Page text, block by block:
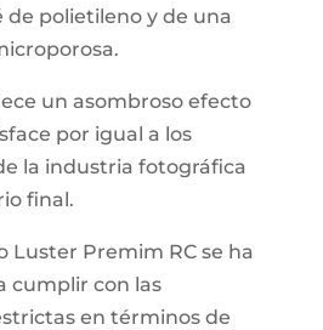
de polietileno y de una
un asombroso efecto
por igual a los
la industria fotográfica
final.
Luster Premim RC se ha
cumplir con las
en términos de